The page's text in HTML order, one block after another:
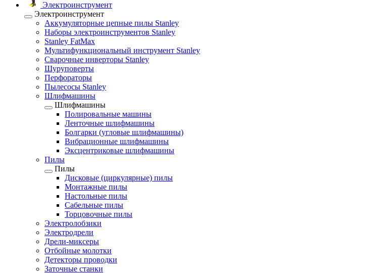
Электроинструмент
Электроинструмент
Аккумуляторные цепные пилы Stanley
Наборы электроинструментов Stanley
Stanley FatMax
Мультифункциональный инструмент Stanley
Сварочные инверторы Stanley
Шуруповерты
Перфораторы
Пылесосы Stanley
Шлифмашины
Шлифмашины
Полировальные машины
Ленточные шлифмашины
Болгарки (угловые шлифмашины)
Вибрационные шлифмашины
Эксцентриковые шлифмашины
Пилы
Пилы
Дисковые (циркулярные) пилы
Монтажные пилы
Настольные пилы
Сабельные пилы
Торцовочные пилы
Электролобзики
Электродрели
Дрели-миксеры
Отбойные молотки
Детекторы проводки
Заточные станки